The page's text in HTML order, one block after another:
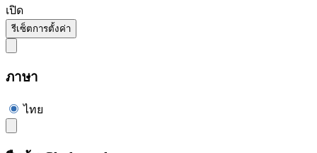
เปิด
รีเซ็ตการตั้งค่า
ภาษา
ไทย